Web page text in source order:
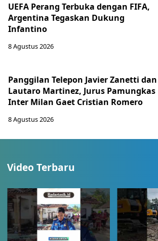
UEFA Perang Terbuka dengan FIFA,
Argentina Tegaskan Dukung
Infantino
8 Agustus 2026
Panggilan Telepon Javier Zanetti dan
Lautaro Martinez, Jurus Pamungkas
Inter Milan Gaet Cristian Romero
8 Agustus 2026
Video Terbaru